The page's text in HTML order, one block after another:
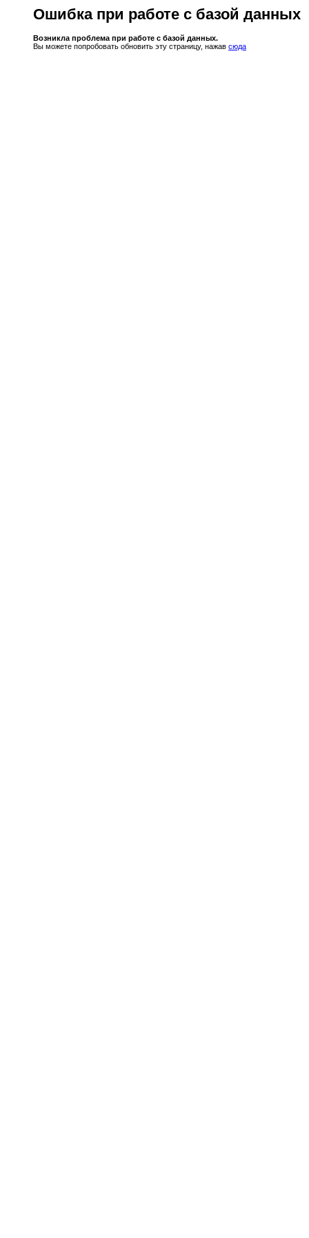
Ошибка при работе с базой данных
Возникла проблема при работе с базой данных.
Вы можете попробовать обновить эту страницу, нажав сюда